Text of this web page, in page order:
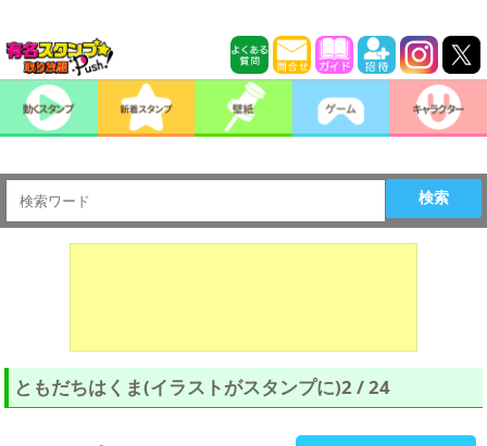
検索
ともだちはくま(イラストがスタンプに)2 / 24